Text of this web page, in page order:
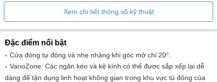
Khối lượng tịnh
64,1kg
Xem chi tiết thông số kỹ thuật
Đặc điểm nổi bật
Cửa đóng tự động và nhẹ nhàng khi góc mở chỉ 20°.
VarioZone: Các ngăn kéo và kệ kính có thể được sắp xếp lại dễ
dàng để tận dụng linh hoạt không gian trong khu vực tủ đông của